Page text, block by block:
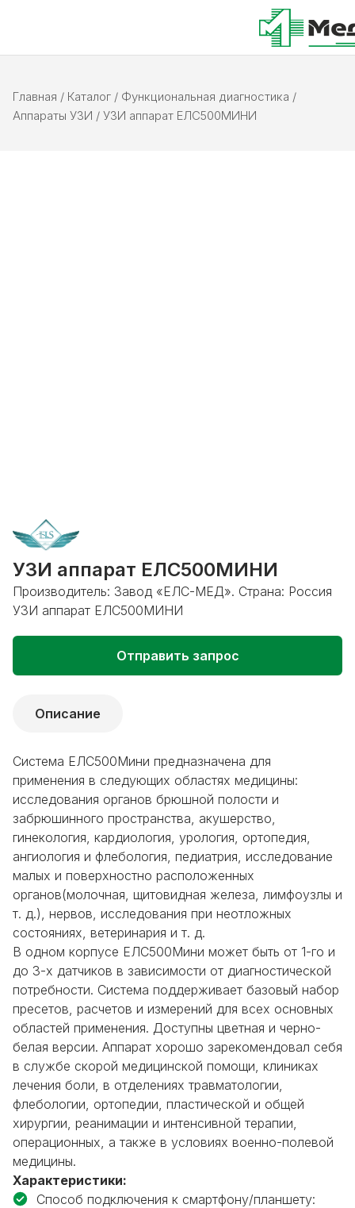
Главная / Каталог / Функциональная диагностика /
Аппараты УЗИ / УЗИ аппарат ЕЛС500МИНИ
УЗИ аппарат ЕЛС500МИНИ
Производитель: Завод «ЕЛС-МЕД». Страна: Россия
УЗИ аппарат ЕЛС500МИНИ
Отправить запрос
Описание
Система ЕЛС500Мини предназначена для
применения в следующих областях медицины:
исследования органов брюшной полости и
забрюшинного пространства, акушерство,
гинекология, кардиология, урология, ортопедия,
ангиология и флебология, педиатрия, исследование
малых и поверхностно расположенных
органов(молочная, щитовидная железа, лимфоузлы и
т. д.), нервов, исследования при неотложных
состояниях, ветеринария и т. д.
В одном корпусе ЕЛС500Мини может быть от 1-го и
до 3-х датчиков в зависимости от диагностической
потребности. Система поддерживает базовый набор
пресетов, расчетов и измерений для всех основных
областей применения. Доступны цветная и черно-
белая версии. Аппарат хорошо зарекомендовал себя
в службе скорой медицинской помощи, клиниках
лечения боли, в отделениях травматологии,
флебологии, ортопедии, пластической и общей
хирургии, реанимации и интенсивной терапии,
операционных, а также в условиях военно-полевой
медицины.
Характеристики:
Способ подключения к смартфону/планшету: